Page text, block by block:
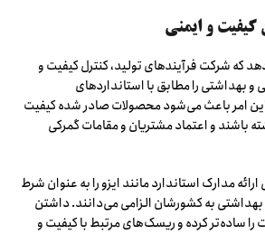
کیفیت و ایمنی
که شرکت فرآیندهای تولید، کنترل کیفیت و
بهداشتی را مطابق با استانداردهای
امر باعث می‌شود محصولات صادر شده کیفیت
باشند و اعتماد مشتریان و مقامات گمرکی
مدارک استاندارد مانند ایزو را به عنوان شرط
به کشورشان الزامی می‌دانند. داشتن
را ساده‌تر کرده و ریسک‌های مرتبط با کیفیت و